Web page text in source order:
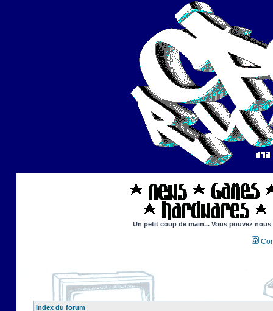
Un petit coup de main... Vous pouvez
Index du forum